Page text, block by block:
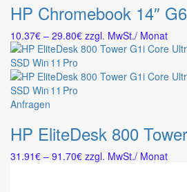
weist
mehrere
Varianten
auf.
Die
Optionen
können
Produktseite
werden
10.37€ – 29.80€Preisspanne:
10.37€
29.80€
zzgl. MwSt./ Monat
Anfragen
weist
mehrere
Varianten
31.91€ – 91.70€Preisspanne:
zzgl. MwSt./ Monat